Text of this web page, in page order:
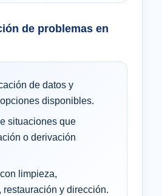
de problemas en
de datos y
disponibles.
situaciones que
o derivación
limpieza,
restauración y dirección.